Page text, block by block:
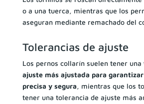
o a una tuerca, mientras que los
aseguran mediante remachado del
Tolerancias de ajuste
Los pernos collarín suelen tener una
ajuste más ajustada para
precisa y segura, mientras que los
tener una tolerancia de ajuste más